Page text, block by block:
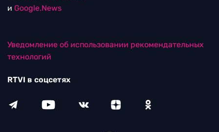
и Google.News
Уведомление об использовании рекомендательных
технологий
RTVI в соцсетях